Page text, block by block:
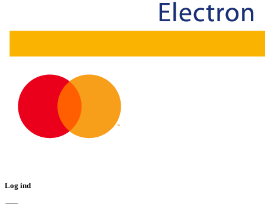
Log ind